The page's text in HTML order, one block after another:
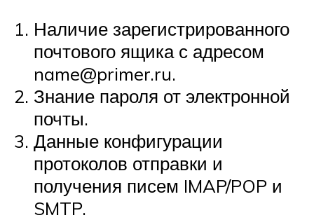
Наличие зарегистрированного
почтового ящика с адресом
name@primer.ru.
Знание пароля от электронной
почты.
Данные конфигурации
протоколов отправки и
получения писем IMAP/POP и
SMTP.